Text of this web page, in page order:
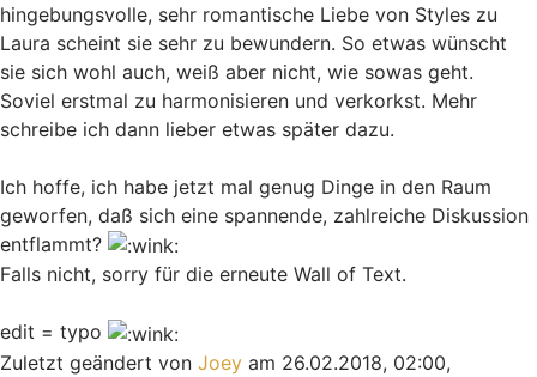
hingebungsvolle, sehr romantische Liebe von Styles zu
Laura scheint sie sehr zu bewundern. So etwas wünscht
sie sich wohl auch, weiß aber nicht, wie sowas geht.
Soviel erstmal zu harmonisieren und verkorkst. Mehr
schreibe ich dann lieber etwas später dazu.
Ich hoffe, ich habe jetzt mal genug Dinge in den Raum
geworfen, daß sich eine spannende, zahlreiche Diskussion
entflammt?
Falls nicht, sorry für die erneute Wall of Text.
edit = typo
Zuletzt geändert von Joey am 26.02.2018, 02:00,